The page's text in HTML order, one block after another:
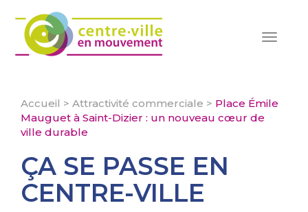
Toggle
Accueil > Attractivité commerciale > Place Émile
Mauguet à Saint-Dizier : un nouveau cœur de
ville durable
ÇA SE PASSE EN
CENTRE-VILLE